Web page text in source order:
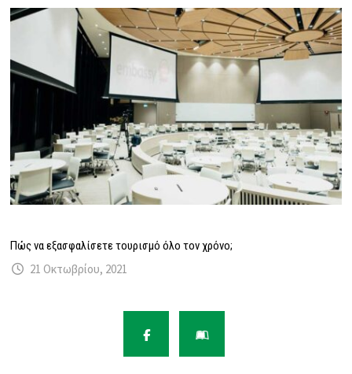
Πώς να εξασφαλίσετε τουρισμό όλο τον χρόνο;
21 Οκτωβρίου, 2021